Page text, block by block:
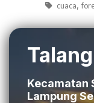
cuaca,
Kecamatan
Lampung